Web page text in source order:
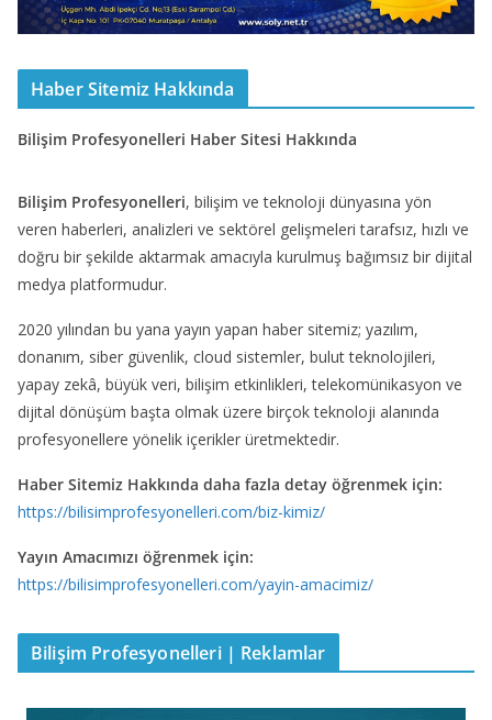
Haber Sitemiz Hakkında
Bilişim Profesyonelleri Haber Sitesi Hakkında
Bilişim Profesyonelleri, bilişim ve teknoloji dünyasına yön
veren haberleri, analizleri ve sektörel gelişmeleri tarafsız, hızlı ve
doğru bir şekilde aktarmak amacıyla kurulmuş bağımsız bir dijital
medya platformudur.
2020 yılından bu yana yayın yapan haber sitemiz; yazılım,
donanım, siber güvenlik, cloud sistemler, bulut teknolojileri,
yapay zekâ, büyük veri, bilişim etkinlikleri, telekomünikasyon ve
dijital dönüşüm başta olmak üzere birçok teknoloji alanında
profesyonellere yönelik içerikler üretmektedir.
Haber Sitemiz Hakkında daha fazla detay öğrenmek için:
https://bilisimprofesyonelleri.com/biz-kimiz/
Yayın Amacımızı öğrenmek için:
https://bilisimprofesyonelleri.com/yayin-amacimiz/
Bilişim Profesyonelleri | Reklamlar